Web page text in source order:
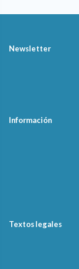
Información
Textos legales
Newsletter